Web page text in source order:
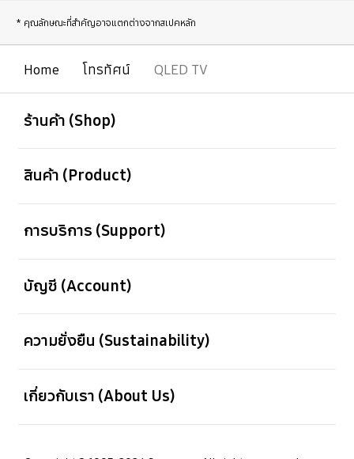
* คุณลักษณะที่สำคัญอาจแตกต่างจากสเปคหลัก
Home โทรทัศน์ QLED TV
ร้านค้า (Shop)
สินค้า (Product)
การบริการ (Support)
บัญชี (Account)
ความยั่งยืน (Sustainability)
เกี่ยวกับเรา (About Us)